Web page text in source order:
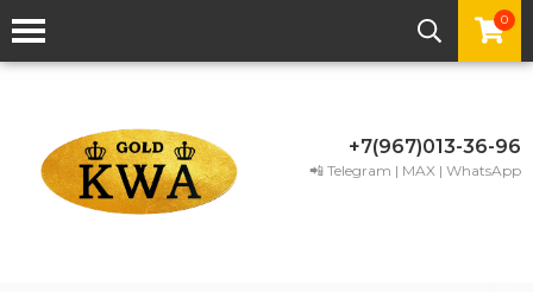
0
+7(967)013-36-96
📲 Telegram | MAX | WhatsApp